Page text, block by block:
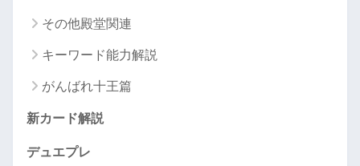
その他殿堂関連
キーワード能力解説
がんばれ十王篇
新カード解説
デュエプレ